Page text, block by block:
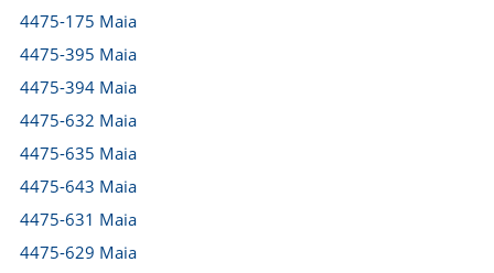
4475-175 Maia
4475-395 Maia
4475-394 Maia
4475-632 Maia
4475-635 Maia
4475-643 Maia
4475-631 Maia
4475-629 Maia